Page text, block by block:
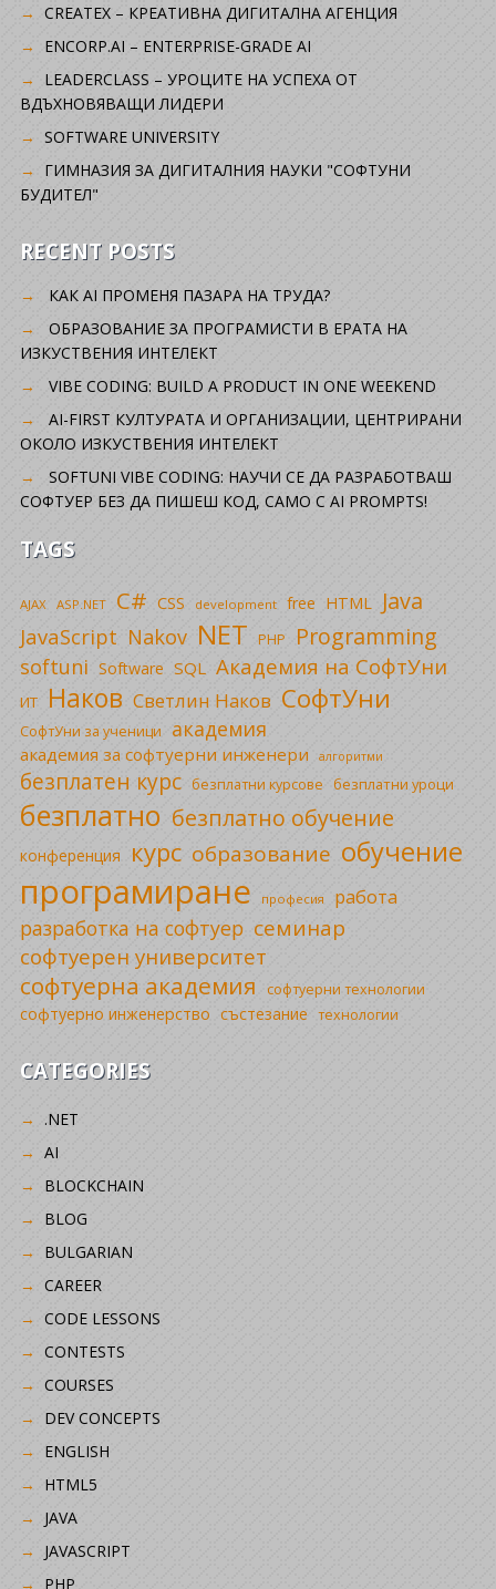
CREATEX – КРЕАТИВНА ДИГИТАЛНА АГЕНЦИЯ
ENCORP.AI – ENTERPRISE-GRADE AI
LEADERCLASS – УРОЦИТЕ НА УСПЕХА ОТ
ВДЪХНОВЯВАЩИ ЛИДЕРИ
SOFTWARE UNIVERSITY
ГИМНАЗИЯ ЗА ДИГИТАЛНИЯ НАУКИ "СОФТУНИ
БУДИТЕЛ"
RECENT POSTS
КАК AI ПРОМЕНЯ ПАЗАРА НА ТРУДА?
ОБРАЗОВАНИЕ ЗА ПРОГРАМИСТИ В ЕРАТА НА
ИЗКУСТВЕНИЯ ИНТЕЛЕКТ
VIBE CODING: BUILD A PRODUCT IN ONE WEEKEND
AI-FIRST КУЛТУРАТА И ОРГАНИЗАЦИИ, ЦЕНТРИРАНИ
ОКОЛО ИЗКУСТВЕНИЯ ИНТЕЛЕКТ
SOFTUNI VIBE CODING: НАУЧИ СЕ ДА РАЗРАБОТВАШ
СОФТУЕР БЕЗ ДА ПИШЕШ КОД, САМО С AI PROMPTS!
TAGS
AJAX ASP.NET C# CSS development free HTML Java
JavaScript Nakov NET PHP Programming
softuni Software SQL Академия на СофтУни
ИТ Наков Светлин Наков СофтУни
СофтУни за ученици академия
академия за софтуерни инженери алгоритми
безплатен курс безплатни курсове безплатни уроци
безплатно безплатно обучение
конференция курс образование обучение
програмиране професия работа
разработка на софтуер семинар
софтуерен университет
софтуерна академия софтуерни технологии
софтуерно инженерство състезание технологии
CATEGORIES
.NET
AI
BLOCKCHAIN
BLOG
BULGARIAN
CAREER
CODE LESSONS
CONTESTS
COURSES
DEV CONCEPTS
ENGLISH
HTML5
JAVA
JAVASCRIPT
PHP